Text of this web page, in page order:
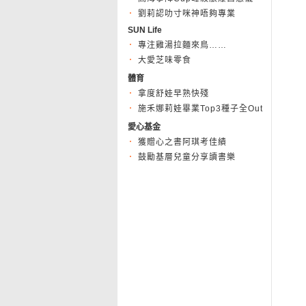
劉莉認叻寸咪神唔夠專業
SUN Life
專注雞湯拉麵來鳥……
大愛芝味零食
體育
拿度舒娃早熟快殘
施禾娜莉娃畢業Top3種子全Out
愛心基金
獲贈心之書阿琪考佳績
鼓勵基層兒童分享讀書樂